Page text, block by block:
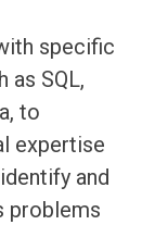
specific
as SQL,
to
expertise
and
problems